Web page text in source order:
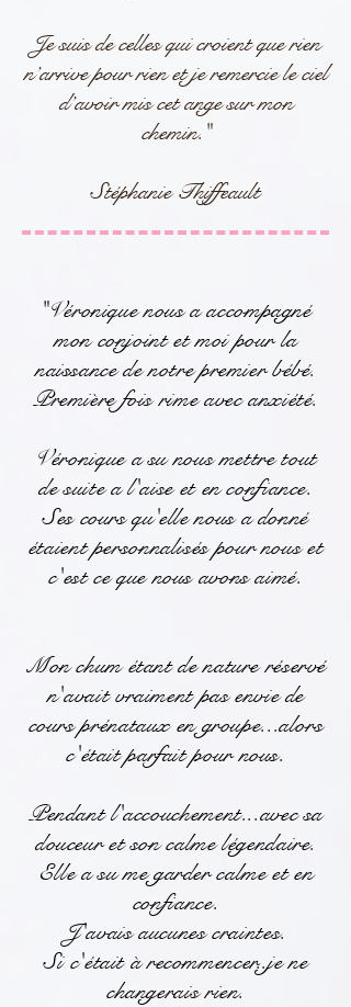
Je suis de celles qui croient que rien
n’arrive pour rien et je remercie le ciel
d’avoir mis cet ange sur mon
chemin."
Stéphanie Thiffeault
"Véronique nous a accompagné
mon conjoint et moi pour la
naissance de notre premier bébé.
Première fois rime avec anxiété.
Véronique a su nous mettre tout
de suite a l'aise et en confiance.
Ses cours qu'elle nous a donné
étaient personnalisés pour nous et
c'est ce que nous avons aimé.
Mon chum étant de nature réservé
n'avait vraiment pas envie de
cours prénataux en groupe...alors
c'était parfait pour nous.
Pendant l'accouchement...avec sa
douceur et son calme légendaire.
Elle a su me garder calme et en
confiance.
J'avais aucunes craintes.
Si c'était à recommencer..je ne
changerais rien.